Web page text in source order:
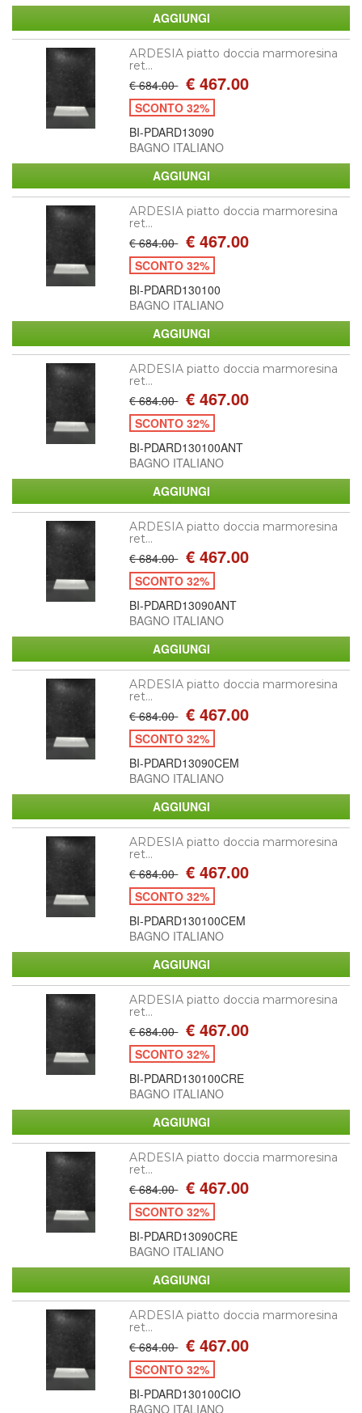
ARDESIA piatto doccia marmoresina
ret...
€ 684.00 € 467.00
SCONTO 32%
BI-PDARD13090
BAGNO ITALIANO
ARDESIA piatto doccia marmoresina
ret...
€ 684.00 € 467.00
SCONTO 32%
BI-PDARD130100
BAGNO ITALIANO
ARDESIA piatto doccia marmoresina
ret...
€ 684.00 € 467.00
SCONTO 32%
BI-PDARD130100ANT
BAGNO ITALIANO
ARDESIA piatto doccia marmoresina
ret...
€ 684.00 € 467.00
SCONTO 32%
BI-PDARD13090ANT
BAGNO ITALIANO
ARDESIA piatto doccia marmoresina
ret...
€ 684.00 € 467.00
SCONTO 32%
BI-PDARD13090CEM
BAGNO ITALIANO
ARDESIA piatto doccia marmoresina
ret...
€ 684.00 € 467.00
SCONTO 32%
BI-PDARD130100CEM
BAGNO ITALIANO
ARDESIA piatto doccia marmoresina
ret...
€ 684.00 € 467.00
SCONTO 32%
BI-PDARD130100CRE
BAGNO ITALIANO
ARDESIA piatto doccia marmoresina
ret...
€ 684.00 € 467.00
SCONTO 32%
BI-PDARD13090CRE
BAGNO ITALIANO
ARDESIA piatto doccia marmoresina
ret...
€ 684.00 € 467.00
SCONTO 32%
BI-PDARD130100CIO
BAGNO ITALIANO